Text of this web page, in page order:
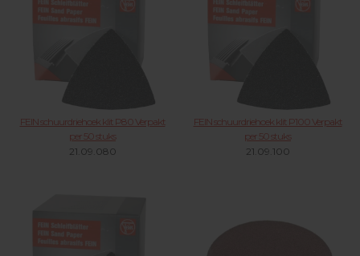
FEIN schuurdriehoek klit P80 Verpakt
per 50 stuks
21.09.080
FEIN schuurdriehoek klit P100 Verpakt
per 50 stuks
21.09.100